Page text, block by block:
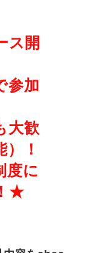
ス開
参加
大歓
！
度に
★